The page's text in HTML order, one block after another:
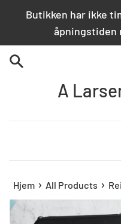
Butikken har ikke
åpningstiden
A
Hjem › All Products ›